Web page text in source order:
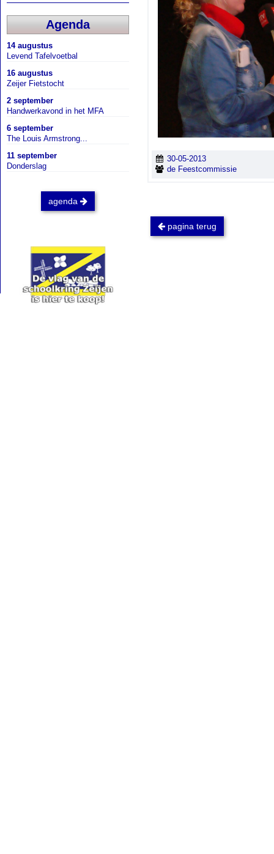
Agenda
14 augustus
Levend Tafelvoetbal
16 augustus
Zeijer Fietstocht
2 september
Handwerkavond in het MFA
6 september
The Louis Armstrong...
11 september
Donderslag
agenda
30-05-2013
de Feestcommissie
pagina terug